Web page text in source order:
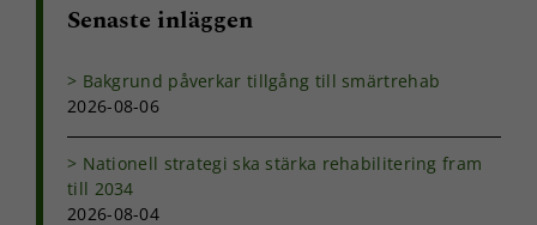
Senaste inläggen
Bakgrund påverkar tillgång till smärtrehab
2026-08-06
Nationell strategi ska stärka rehabilitering fram
till 2034
2026-08-04
Statistik
För att vi ska